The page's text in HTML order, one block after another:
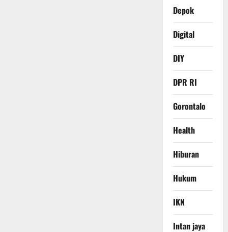
Depok
Digital
DIY
DPR RI
Gorontalo
Health
Hiburan
Hukum
IKN
Intan jaya